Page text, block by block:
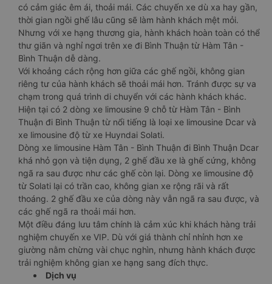
có cảm giác êm ái, thoải mái. Các chuyến xe dù xa hay gần,
thời gian ngồi ghế lâu cũng sẽ làm hành khách mệt mỏi.
Nhưng với xe hạng thương gia, hành khách hoàn toàn có thể
thư giãn và nghỉ ngơi trên xe đi Bình Thuận từ Hàm Tân -
Bình Thuận dễ dàng.
Với khoảng cách rộng hơn giữa các ghế ngồi, không gian
riêng tư của hành khách sẽ thoải mái hơn. Tránh được sự va
chạm trong quá trình di chuyển với các hành khách khác.
Hiện tại có 2 dòng xe limousine 9 chỗ từ Hàm Tân - Bình
Thuận đi Bình Thuận từ nổi tiếng là loại xe limousine Dcar và
xe limousine độ từ xe Huyndai Solati.
Dòng xe limousine Hàm Tân - Bình Thuận đi Bình Thuận Dcar
khá nhỏ gọn và tiện dụng, 2 ghế đầu xe là ghế cứng, không
ngã ra sau được như các ghế còn lại. Dòng xe limousine độ
từ Solati lại có trần cao, không gian xe rộng rãi và rất
thoáng. 2 ghế đầu xe của dòng này vẫn ngã ra sau được, và
các ghế ngã ra thoải mái hơn.
Một điều đáng lưu tâm chính là cảm xúc khi khách hàng trải
nghiệm chuyến xe VIP. Dù với giá thành chỉ nhỉnh hơn xe
giường nằm chừng vài chục nghìn, nhưng hành khách được
trải nghiệm không gian xe hạng sang đích thực.
Dịch vụ